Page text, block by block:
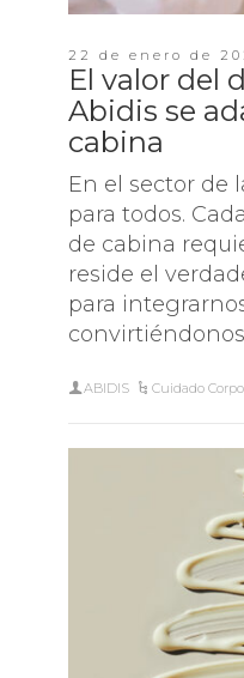
22 de enero de
El valor del
Abidis se
cabina
En el sector de
para todos.
de cabina
reside el
para
ABIDIS Cuidado